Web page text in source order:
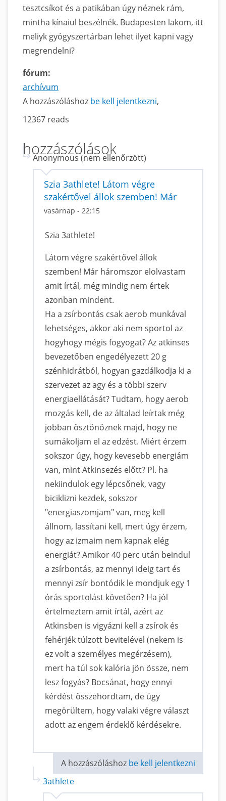
tesztcsíkot és a patikában úgy néznek rám,
mintha kínaiul beszélnék. Budapesten lakom, itt
meliyk gyógyszertárban lehet ilyet kapni vagy
megrendelni?
fórum:
archívum
A hozzászóláshoz be kell jelentkezni
12367 reads
hozzászólások
Anonymous (nem ellenőrzött)
Szia 3athlete! Látom végre
szakértővel állok szemben! Már
vasárnap - 22:15
Szia 3athlete!
Látom végre szakértővel állok
szemben! Már háromszor elolvastam
amit írtál, még mindig nem értek
azonban mindent.
Ha a zsírbontás csak aerob munkával
lehetséges, akkor aki nem sportol az
hogyhogy mégis fogyogat? Az atkinses
bevezetőben engedélyezett 20 g
szénhidrátból, hogyan gazdálkodja ki a
szervezet az agy és a többi szerv
energiaellátását? Tudtam, hogy aerob
mozgás kell, de az általad leírtak még
jobban ösztönöznek majd, hogy ne
sumákoljam el az edzést. Miért érzem
sokszor úgy, hogy kevesebb energiám
van, mint Atkinsezés előtt? Pl. ha
nekiindulok egy lépcsőnek, vagy
biciklizni kezdek, sokszor
"energiaszomjam" van, meg kell
állnom, lassítani kell, mert úgy érzem,
hogy az izmaim nem kapnak elég
energiát? Amikor 40 perc után beindul
a zsírbontás, az mennyi ideig tart és
mennyi zsír bontódik le mondjuk egy 1
órás sportolást követően? Ha jól
értelmeztem amit írtál, azért az
Atkinsben is vigyázni kell a zsírok és
fehérjék túlzott bevitelével (nekem is
ez volt a személyes megérzésem),
mert ha túl sok kalória jön össze, nem
lesz fogyás? Bocsánat, hogy ennyi
kérdést összehordtam, de úgy
megörültem, hogy valaki végre választ
adott az engem érdeklő kérdésekre.
A hozzászóláshoz be kell jelentkezni
3athlete